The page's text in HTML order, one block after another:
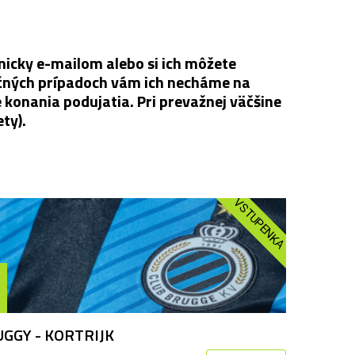
Japonsko | vstupenky
Villa - EL
e-mailom alebo si ich môžete
prípadoch vám ich necháme na
podujatia. Pri prevažnej väčšine
VSTUPENKA
- KORTRIJK